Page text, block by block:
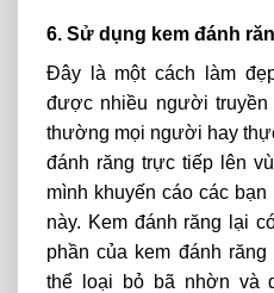
6. Sử dụng kem đánh
Đây là một cách làm
được nhiều người
thường mọi người hay
đánh răng trực tiếp lên
mình khuyến cáo các
này. Kem đánh răng lại
phần của kem đánh
thể loại bỏ bã nhờn và